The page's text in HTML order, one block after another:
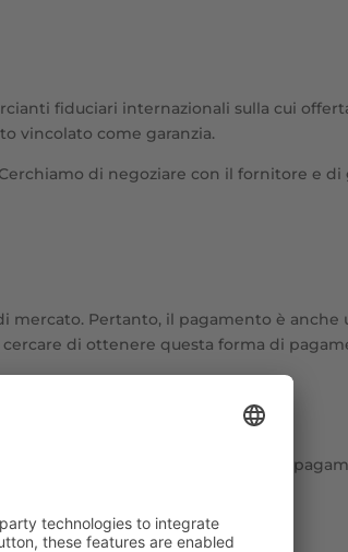
fiduciari internazionali sulla cui
vincolato come garanzia.
di negoziare con il fornitore e di
mercato. Pertanto, il pagamento è anche
di ottenere questa forma di
Non possiamo eliminare il rischio di